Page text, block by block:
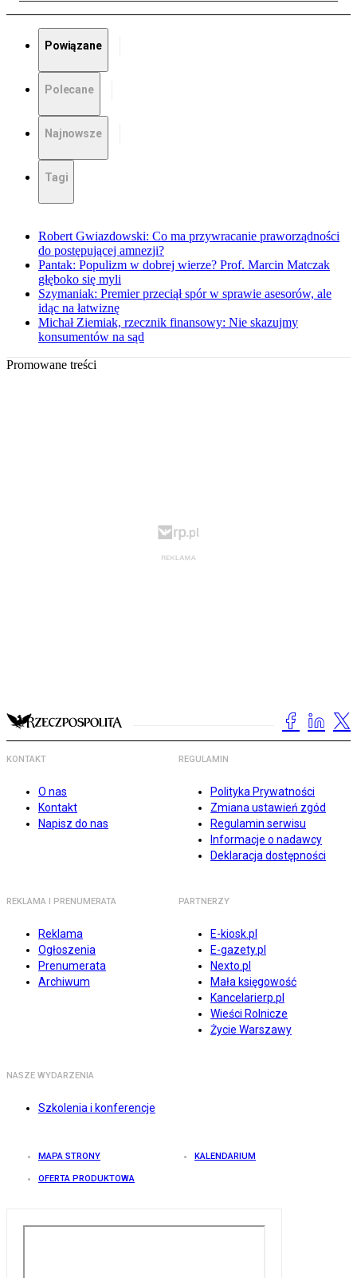
Powiązane
Polecane
Najnowsze
Tagi
Robert Gwiazdowski: Co ma przywracanie praworządności
do postępującej amnezji?
Pantak: Populizm w dobrej wierze? Prof. Marcin Matczak
głęboko się myli
Szymaniak: Premier przeciął spór w sprawie asesorów, ale
idąc na łatwiznę
Michał Ziemiak, rzecznik finansowy: Nie skazujmy
konsumentów na sąd
Promowane treści
KONTAKT
O nas
Kontakt
Napisz do nas
REGULAMIN
Polityka Prywatności
Zmiana ustawień zgód
Regulamin serwisu
Informacje o nadawcy
Deklaracja dostępności
REKLAMA I PRENUMERATA
Reklama
Ogłoszenia
Prenumerata
Archiwum
PARTNERZY
E-kiosk.pl
E-gazety.pl
Nexto.pl
Mała księgowość
Kancelarierp.pl
Wieści Rolnicze
Życie Warszawy
NASZE WYDARZENIA
Szkolenia i konferencje
MAPA STRONY KALENDARIUM
OFERTA PRODUKTOWA